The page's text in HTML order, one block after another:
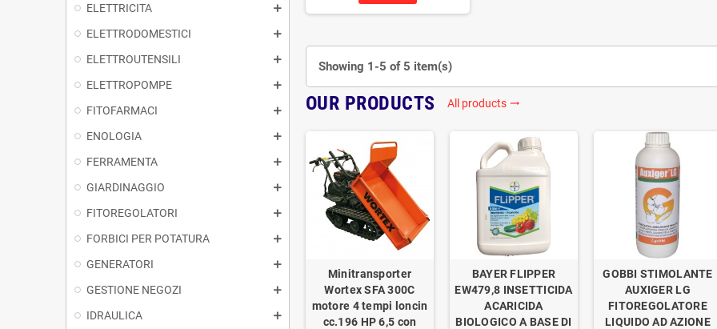
ELETTRICITA
ELETTRODOMESTICI
ELETTROUTENSILI
ELETTROPOMPE
FITOFARMACI
ENOLOGIA
FERRAMENTA
GIARDINAGGIO
FITOREGOLATORI
FORBICI PER POTATURA
GENERATORI
GESTIONE NEGOZI
IDRAULICA
Showing 1-5 of 5 item(s)
OUR PRODUCTS All products trending_flat
Minitransporter
Wortex SFA 300C
motore 4 tempi loncin
cc.196 HP 6,5 con
BAYER FLIPPER
EW479,8 INSETTICIDA
ACARICIDA
BIOLOGICO A BASE DI
GOBBI STIMOLANTE
AUXIGER LG
FITOREGOLATORE
LIQUIDO AD AZIONE